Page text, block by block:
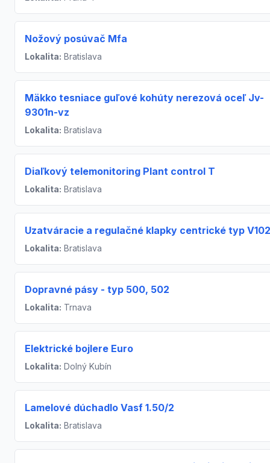
Nožový posúvač Mfa
Lokalita: Bratislava
Mäkko tesniace guľové kohúty nerezová oceľ Jv-
9301n-vz
Lokalita: Bratislava
Diaľkový telemonitoring Plant control T
Lokalita: Bratislava
Uzatváracie a regulačné klapky centrické typ
Lokalita: Bratislava
Dopravné pásy - typ 500, 502
Lokalita: Trnava
Elektrické bojlere Euro
Lokalita: Dolný Kubín
Lamelové dúchadlo Vasf 1.50/2
Lokalita: Bratislava